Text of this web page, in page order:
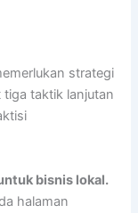
strategi
taktik lanjutan
bisnis lokal.
halaman